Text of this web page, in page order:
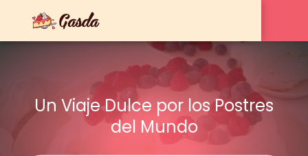
Un Viaje Dulce por los Postres
del Mundo